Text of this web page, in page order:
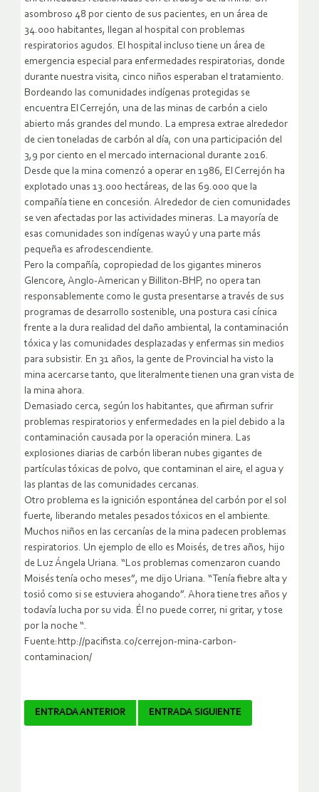
asombroso 48 por ciento de sus pacientes, en un área de
34.000 habitantes, llegan al hospital con problemas
respiratorios agudos. El hospital incluso tiene un área de
emergencia especial para enfermedades respiratorias, donde
durante nuestra visita, cinco niños esperaban el tratamiento.
Bordeando las comunidades indígenas protegidas se
encuentra El Cerrejón, una de las minas de carbón a cielo
abierto más grandes del mundo. La empresa extrae alrededor
de cien toneladas de carbón al día, con una participación del
3,9 por ciento en el mercado internacional durante 2016.
Desde que la mina comenzó a operar en 1986, El Cerrejón ha
explotado unas 13.000 hectáreas, de las 69.000 que la
compañía tiene en concesión. Alrededor de cien comunidades
se ven afectadas por las actividades mineras. La mayoría de
esas comunidades son indígenas wayú y una parte más
pequeña es afrodescendiente.
Pero la compañía, copropiedad de los gigantes mineros
Glencore, Anglo-American y Billiton-BHP, no opera tan
responsablemente como le gusta presentarse a través de sus
programas de desarrollo sostenible, una postura casi cínica
frente a la dura realidad del daño ambiental, la contaminación
tóxica y las comunidades desplazadas y enfermas sin medios
para subsistir. En 31 años, la gente de Provincial ha visto la
mina acercarse tanto, que literalmente tienen una gran vista de
la mina ahora.
Demasiado cerca, según los habitantes, que afirman sufrir
problemas respiratorios y enfermedades en la piel debido a la
contaminación causada por la operación minera. Las
explosiones diarias de carbón liberan nubes gigantes de
partículas tóxicas de polvo, que contaminan el aire, el agua y
las plantas de las comunidades cercanas.
Otro problema es la ignición espontánea del carbón por el sol
fuerte, liberando metales pesados tóxicos en el ambiente.
Muchos niños en las cercanías de la mina padecen problemas
respiratorios. Un ejemplo de ello es Moisés, de tres años, hijo
de Luz Ángela Uriana. “Los problemas comenzaron cuando
Moisés tenía ocho meses”, me dijo Uriana. “Tenía fiebre alta y
tosió como si se estuviera ahogando”. Ahora tiene tres años y
todavía lucha por su vida. Él no puede correr, ni gritar, y tose
por la noche “.
Fuente:http://pacifista.co/cerrejon-mina-carbon-
contaminacion/
Navegador
ENTRADA ANTERIOR ENTRADA SIGUIENTE